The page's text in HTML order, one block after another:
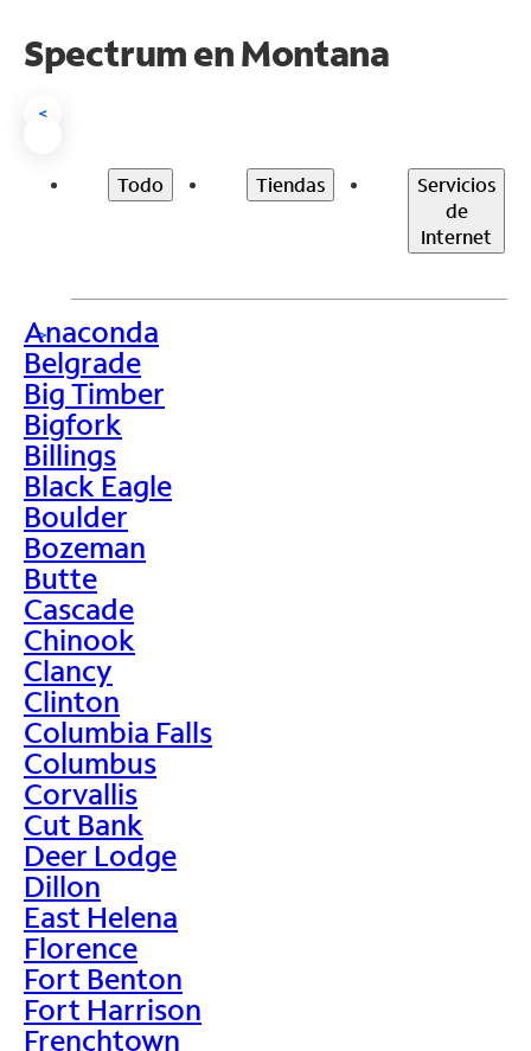
Spectrum enMontana
<
Todo Tiendas
Servicios
de
Internet
>
Anaconda
Belgrade
Big Timber
Bigfork
Billings
Black Eagle
Boulder
Bozeman
Butte
Cascade
Chinook
Clancy
Clinton
Columbia Falls
Columbus
Corvallis
Cut Bank
Deer Lodge
Dillon
East Helena
Florence
Fort Benton
Fort Harrison
Frenchtown